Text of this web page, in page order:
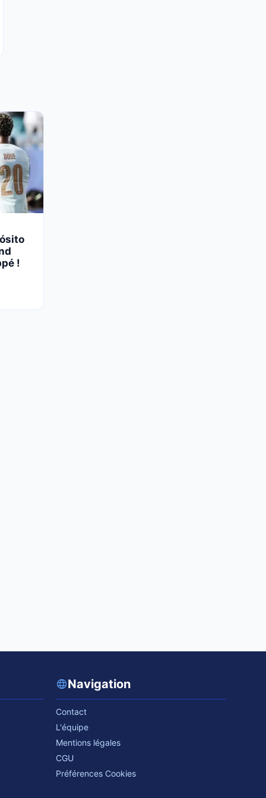
!
Navigation
Contact
L'équipe
Mentions légales
CGU
Préférences Cookies